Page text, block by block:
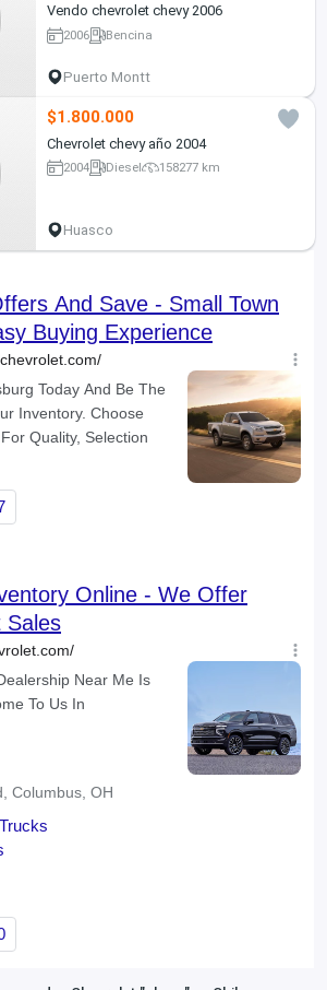
Vendo chevrolet chevy 2006
2006 Bencina
Puerto Montt
$1.800.000
Chevrolet chevy año 2004
2004 Diesel 158277 km
Huasco